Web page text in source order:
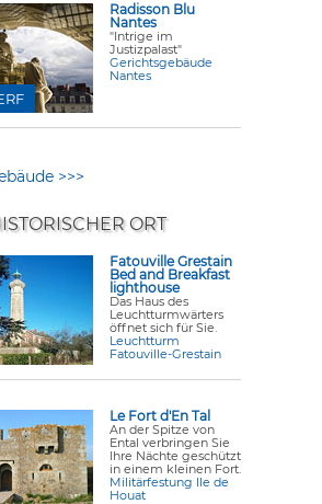
Radisson Blu
Nantes
"Intrige im
Justizpalast"
Gerichtsgebäude
Nantes
>>>
ORT
Fatouville Grestain
Bed and Breakfast
lighthouse
Das Haus des
Leuchtturmwärters
öffnet sich für Sie.
Leuchtturm
Fatouville-Grestain
Le Fort d'En Tal
An der Spitze von
Ental verbringen Sie
Ihre Nächte geschützt
in einem kleinen Fort.
Militärfestung Ile de
Houat